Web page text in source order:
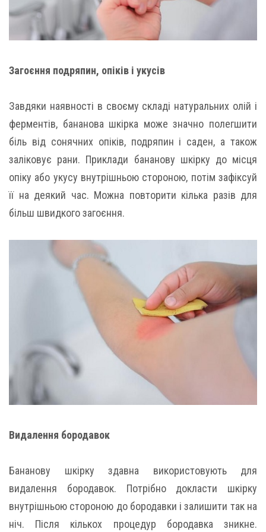
Загоєння подряпин, опіків і укусів
Завдяки наявності в своєму складі натуральних олій і
ферментів, бананова шкірка може значно полегшити
біль від сонячних опіків, подряпин і саден, а також
заліковує рани. Приклади бананову шкірку до місця
опіку або укусу внутрішньою стороною, потім зафіксуй
її на деякий час. Можна повторити кілька разів для
більш швидкого загоєння.
Видалення бородавок
Бананову шкірку здавна використовують для
видалення бородавок. Потрібно докласти шкірку
внутрішньою стороною до бородавки і залишити так на
ніч. Після кількох процедур бородавка зникне.